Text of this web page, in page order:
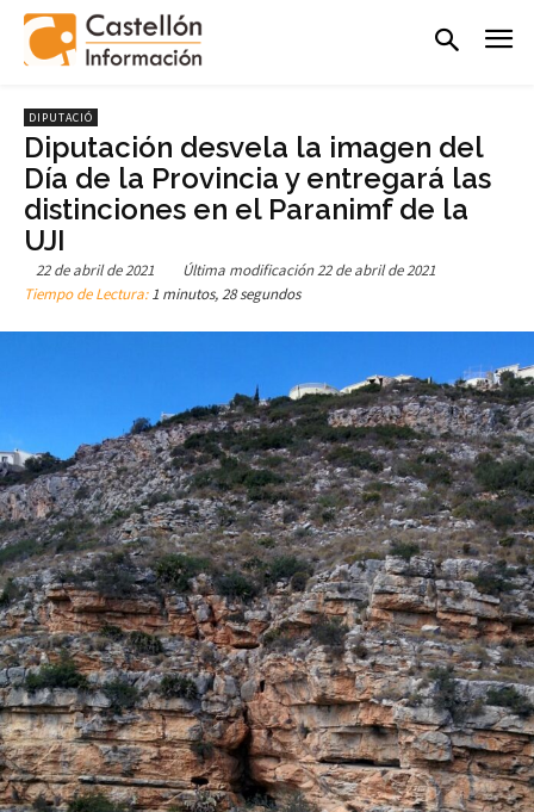
DIPUTACIÓ
Diputación desvela la imagen del
Día de la Provincia y entregará las
distinciones en el Paranimf de la
UJI
22 de abril de 2021 Última modificación22 de abril de 2021
Tiempo de Lectura:1 minutos, 28 segundos